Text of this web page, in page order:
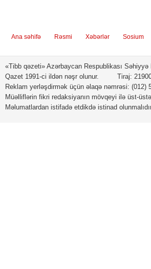
Ana səhifə Rəsmi Xəbərlər Sosium
«Tibb qəzeti» Azərbaycan Respublikası Səhiyyə
Qazet 1991-ci ildən nəşr olunur. Tiraj:
Reklam yerləşdirmək üçün əlaqə nəmrəsi: (012)
Müəlliflərin fikri redaksiyanın mövqeyi ilə üst-
Məlumatlardan istifadə etdikdə istinad